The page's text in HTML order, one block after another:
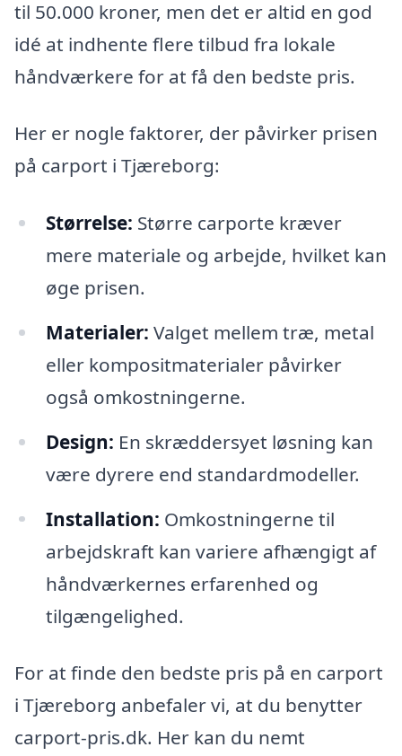
til 50.000 kroner, men det er altid en god
idé at indhente flere tilbud fra lokale
håndværkere for at få den bedste pris.
Her er nogle faktorer, der påvirker prisen
på carport i Tjæreborg:
Størrelse: Større carporte kræver
mere materiale og arbejde, hvilket kan
øge prisen.
Materialer: Valget mellem træ, metal
eller kompositmaterialer påvirker
også omkostningerne.
Design: En skræddersyet løsning kan
være dyrere end standardmodeller.
Installation: Omkostningerne til
arbejdskraft kan variere afhængigt af
håndværkernes erfarenhed og
tilgængelighed.
For at finde den bedste pris på en carport
i Tjæreborg anbefaler vi, at du benytter
carport-pris.dk. Her kan du nemt